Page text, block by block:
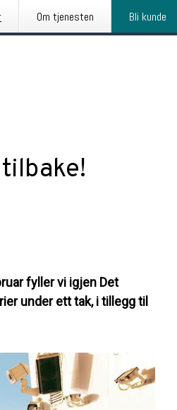
Om tjenesten Bli kunde
fyller vi igjen Det
under ett tak, i tillegg til